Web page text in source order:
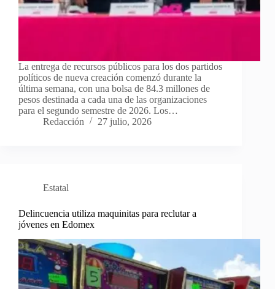
La entrega de recursos públicos para los dos partidos
políticos de nueva creación comenzó durante la
última semana, con una bolsa de 84.3 millones de
pesos destinada a cada una de las organizaciones
para el segundo semestre de 2026. Los…
Redacción
27 julio, 2026
Estatal
Delincuencia utiliza maquinitas para reclutar a
jóvenes en Edomex